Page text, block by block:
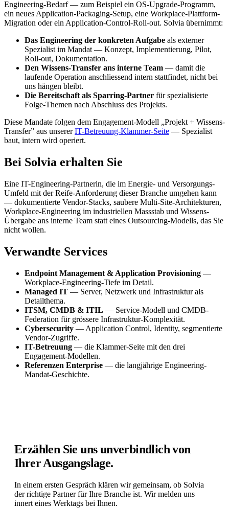
Engineering-Bedarf — zum Beispiel ein OS-Upgrade-Programm,
ein neues Application-Packaging-Setup, eine Workplace-Plattform-
Migration oder ein Application-Control-Roll-out. Solvia übernimmt:
Das Engineering der konkreten Aufgabe als externer
Spezialist im Mandat — Konzept, Implementierung, Pilot,
Roll-out, Dokumentation.
Den Wissens-Transfer ans interne Team — damit die
laufende Operation anschliessend intern stattfindet, nicht bei
uns hängen bleibt.
Die Bereitschaft als Sparring-Partner für spezialisierte
Folge-Themen nach Abschluss des Projekts.
Diese Mandate folgen dem Engagement-Modell „Projekt + Wissens-
Transfer” aus unsererIT-Betreuung-Klammer-Seite — Spezialist
baut, intern wird operiert.
Bei Solvia erhalten Sie
Eine IT-Engineering-Partnerin, die im Energie- und Versorgungs-
Umfeld mit der Reife-Anforderung dieser Branche umgehen kann
— dokumentierte Vendor-Stacks, saubere Multi-Site-Architekturen,
Workplace-Engineering im industriellen Massstab und Wissens-
Übergabe ans interne Team statt eines Outsourcing-Modells, das Sie
nicht wollen.
Verwandte Services
Endpoint Management & Application Provisioning —
Workplace-Engineering-Tiefe im Detail.
Managed IT — Server, Netzwerk und Infrastruktur als
Detailthema.
ITSM, CMDB & ITIL — Service-Modell und CMDB-
Federation für grössere Infrastruktur-Komplexität.
Cybersecurity — Application Control, Identity, segmentierte
Vendor-Zugriffe.
IT-Betreuung — die Klammer-Seite mit den drei
Engagement-Modellen.
Referenzen Enterprise — die langjährige Engineering-
Mandat-Geschichte.
Erzählen Sie uns unverbindlich von
Ihrer Ausgangslage.
In einem ersten Gespräch klären wir gemeinsam, ob Solvia
der richtige Partner für Ihre Branche ist. Wir melden uns
innert eines Werktags bei Ihnen.